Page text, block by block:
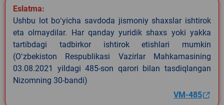
Eslatma:
Ushbu lot boʻyicha savdoda jismoniy shaxslar ishtirok
eta olmaydilar. Har qanday yuridik shaxs yoki yakka
tartibdagi tadbirkor ishtirok etishlari mumkin
(Oʻzbekiston Respublikasi Vazirlar Mahkamasining
03.08.2021 yildagi 485-son qarori bilan tasdiqlangan
Nizomning 30-bandi)
VM-485